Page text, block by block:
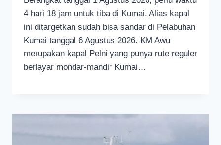
4 hari 18 jam untuk tiba di Kumai. Alias kapal
ini ditargetkan sudah bisa sandar di Pelabuhan
Kumai tanggal 6 Agustus 2026. KM Awu
merupakan kapal Pelni yang punya rute reguler
berlayar mondar-mandir Kumai…